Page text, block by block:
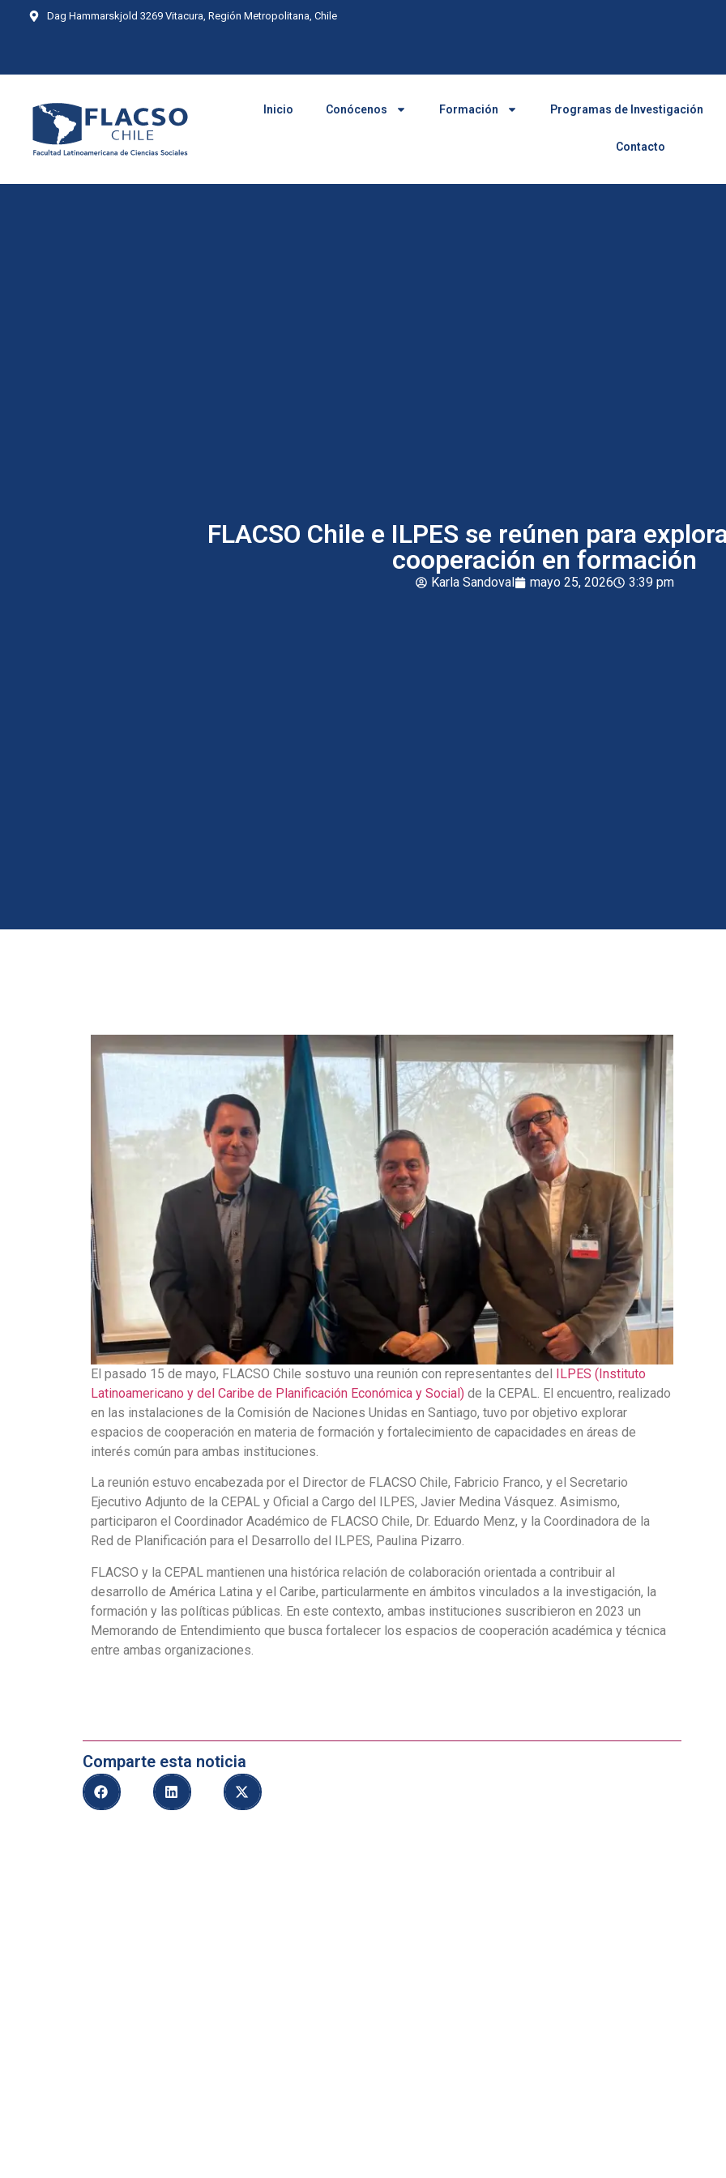
Dag Hammarskjold 3269 Vitacura, Región Metropolitana, Chile
Inicio Conócenos Formación Programas de Investigación
Contacto
FLACSO Chile e ILPES se reúnen para
cooperación en formación
Karla Sandoval mayo 25, 2026 3:39 pm
El pasado 15 de mayo, FLACSO Chile sostuvo una reunión con representantes del ILPES (Instituto
Latinoamericano y del Caribe de Planificación Económica y Social) de la CEPAL. El encuentro, realizado
en las instalaciones de la Comisión de Naciones Unidas en Santiago, tuvo por objetivo explorar
espacios de cooperación en materia de formación y fortalecimiento de capacidades en áreas de
interés común para ambas instituciones.
La reunión estuvo encabezada por el Director de FLACSO Chile, Fabricio Franco, y el Secretario
Ejecutivo Adjunto de la CEPAL y Oficial a Cargo del ILPES, Javier Medina Vásquez. Asimismo,
participaron el Coordinador Académico de FLACSO Chile, Dr. Eduardo Menz, y la Coordinadora de la
Red de Planificación para el Desarrollo del ILPES, Paulina Pizarro.
FLACSO y la CEPAL mantienen una histórica relación de colaboración orientada a contribuir al
desarrollo de América Latina y el Caribe, particularmente en ámbitos vinculados a la investigación, la
formación y las políticas públicas. En este contexto, ambas instituciones suscribieron en 2023 un
Memorando de Entendimiento que busca fortalecer los espacios de cooperación académica y técnica
entre ambas organizaciones.
Comparte esta noticia